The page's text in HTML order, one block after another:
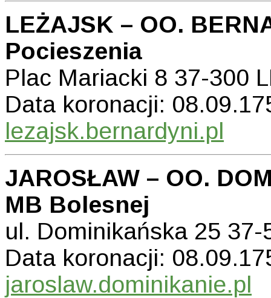
LEŻAJSK – OO.
Pocieszenia
Plac Mariacki 8 37-300
Data koronacji:
lezajsk.bernardyni.pl
JAROSŁAW – OO.
MB Bolesnej
ul. Dominikańska 25 37-
Data koronacji:
jaroslaw.dominikanie.pl